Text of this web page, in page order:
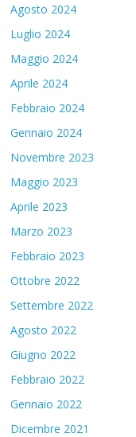
Agosto 2024
Luglio 2024
Maggio 2024
Aprile 2024
Febbraio 2024
Gennaio 2024
Novembre 2023
Maggio 2023
Aprile 2023
Marzo 2023
Febbraio 2023
Ottobre 2022
Settembre 2022
Agosto 2022
Giugno 2022
Febbraio 2022
Gennaio 2022
Dicembre 2021